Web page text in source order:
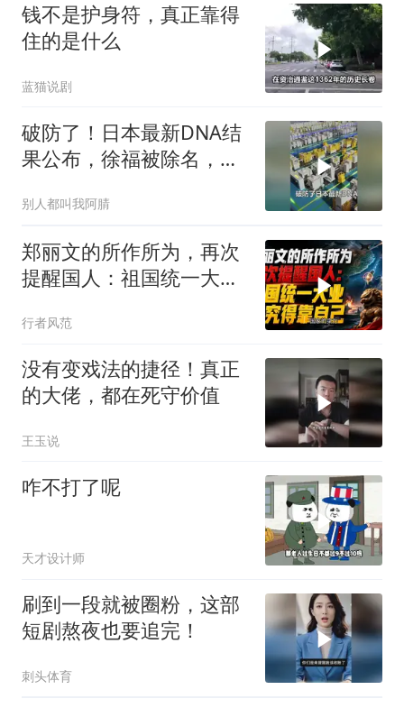
钱不是护身符，真正靠得
住的是什么
蓝猫说剧
破防了！日本最新DNA结
果公布，徐福被除名，祖
别人都叫我阿腈
郑丽文的所作所为，再次
提醒国人：祖国统一大
行者风范
没有变戏法的捷径！真正
的大佬，都在死守价值
王玉说
咋不打了呢
天才设计师
刷到一段就被圈粉，这部
短剧熬夜也要追完！
刺头体育